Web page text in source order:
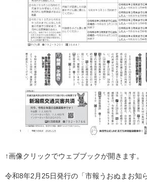
↑画像クリックでウェブブックが開きます。
令和8年2月25日発行の「市報うおぬまお知